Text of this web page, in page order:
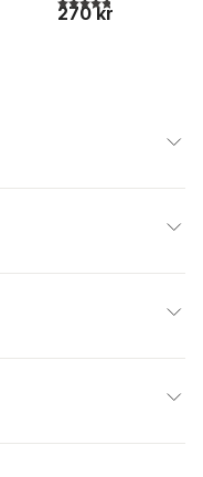
Totalt antal röster:
270 kr